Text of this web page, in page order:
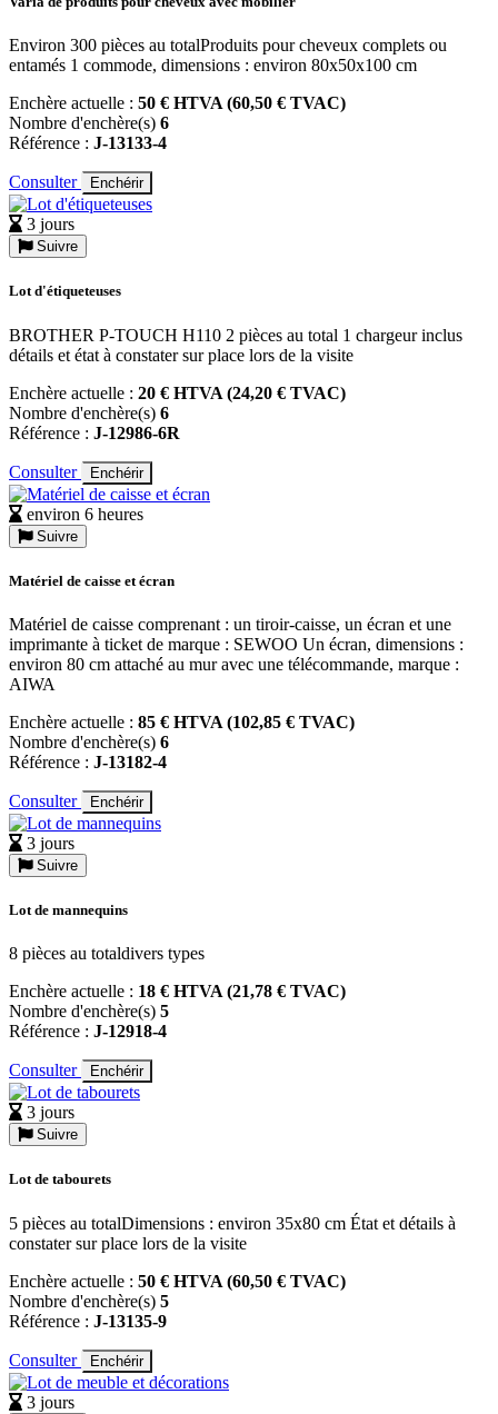
Environ 300 pièces au totalProduits pour cheveux complets ou
entamés 1 commode, dimensions : environ 80x50x100 cm
Enchère actuelle : 50 € HTVA (60,50 € TVAC)
Nombre d'enchère(s) 6
Référence : J-13133-4
Consulter Enchérir
3 jours
Suivre
Lot d'étiqueteuses
BROTHER P-TOUCH H110 2 pièces au total 1 chargeur inclus
détails et état à constater sur place lors de la visite
Enchère actuelle : 20 € HTVA (24,20 € TVAC)
Nombre d'enchère(s) 6
Référence : J-12986-6R
Consulter Enchérir
environ 6 heures
Suivre
Matériel de caisse et écran
Matériel de caisse comprenant : un tiroir-caisse, un écran et une
imprimante à ticket de marque : SEWOO Un écran, dimensions :
environ 80 cm attaché au mur avec une télécommande, marque :
AIWA
Enchère actuelle : 85 € HTVA (102,85 € TVAC)
Nombre d'enchère(s) 6
Référence : J-13182-4
Consulter Enchérir
3 jours
Suivre
Lot de mannequins
8 pièces au totaldivers types
Enchère actuelle : 18 € HTVA (21,78 € TVAC)
Nombre d'enchère(s) 5
Référence : J-12918-4
Consulter Enchérir
3 jours
Suivre
Lot de tabourets
5 pièces au totalDimensions : environ 35x80 cm État et détails à
constater sur place lors de la visite
Enchère actuelle : 50 € HTVA (60,50 € TVAC)
Nombre d'enchère(s) 5
Référence : J-13135-9
Consulter Enchérir
3 jours